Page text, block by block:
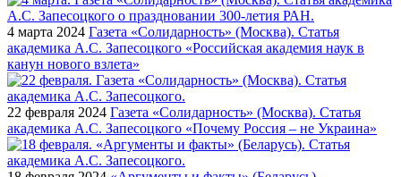
4 марта 2024 Газета «Солидарность» (Москва). Статья
академика А.С. Запесоцкого «Российская академия наук в
канун нового взлета»
22 февраля 2024 Газета «Солидарность» (Москва). Статья
академика А.С. Запесоцкого «Почему Россия – не Украина»